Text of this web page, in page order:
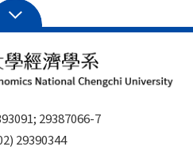
29387066-7
29390344